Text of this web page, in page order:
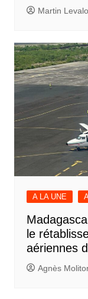
Martin
A LA UNE
le
aériennes
Agnès